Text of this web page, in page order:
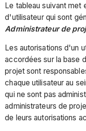
projet
Niveau
de
l'entreprise
Le tableau suivant met
d'utilisateur qui sont
Administrateur de
Les autorisations d'un
accordées sur la base
projet sont
chaque utilisateur au
qui ne sont pas
administrateurs de
de leurs autorisations